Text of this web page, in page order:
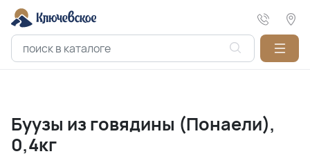
Буузы из говядины (Понаели),
0,4кг